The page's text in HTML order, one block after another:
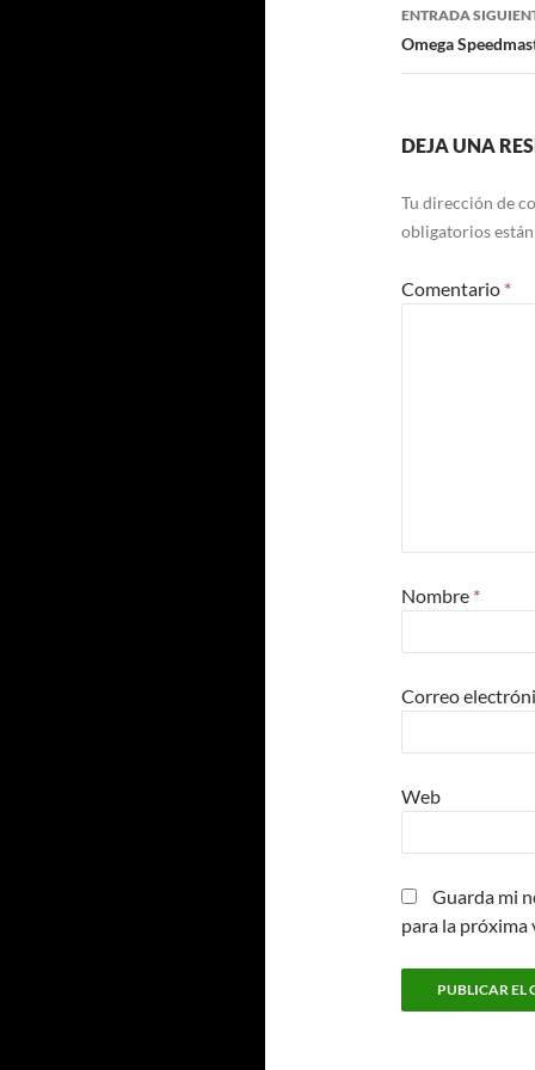
ENTRADA
Omega
DEJA UNA
Tu dirección de
obligatorios
Comentario *
Nombre *
Correo
Web
Guarda mi
para la próxima